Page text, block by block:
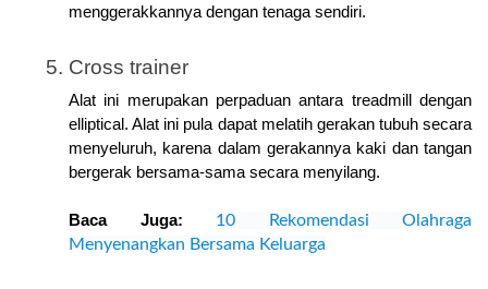
menggerakkannya dengan tenaga sendiri.
Cross trainer
Alat ini merupakan perpaduan antara treadmill dengan
elliptical. Alat ini pula dapat melatih gerakan tubuh secara
menyeluruh, karena dalam gerakannya kaki dan tangan
bergerak bersama-sama secara menyilang.
Baca Juga: 10 Rekomendasi Olahraga
Menyenangkan Bersama Keluarga